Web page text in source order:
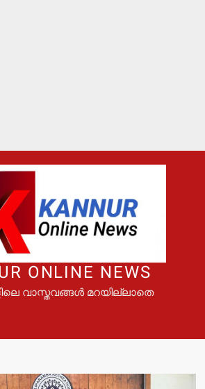
ONLINE NEWS
വാസ്തവങ്ങൾ മറയില്ലാതെ